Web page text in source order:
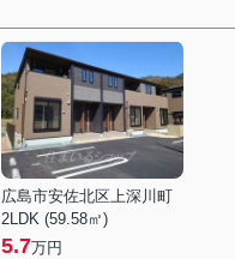
広島市安佐北区上深川町
2LDK (59.58㎡)
5.7万円